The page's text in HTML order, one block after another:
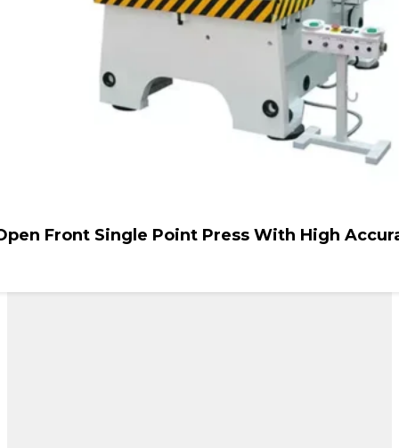
Front Single Point Press With High